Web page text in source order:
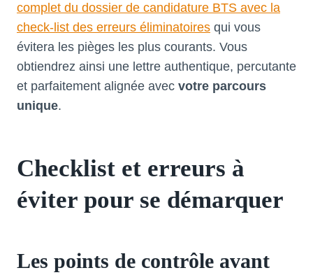
complet du dossier de candidature BTS avec la
check-list des erreurs éliminatoires qui vous
évitera les pièges les plus courants. Vous
obtiendrez ainsi une lettre authentique, percutante
et parfaitement alignée avec votre parcours
unique.
Checklist et erreurs à
éviter pour se démarquer
Les points de contrôle avant